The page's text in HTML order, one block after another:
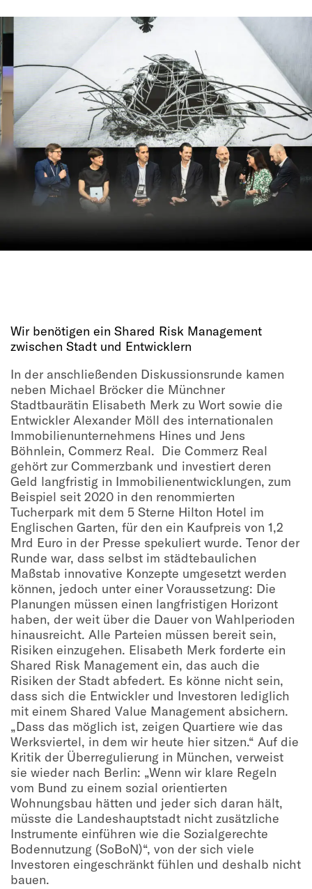
Wir benötigen ein Shared Risk Management
zwischen Stadt und Entwicklern
In der anschließenden Diskussionsrunde kamen
neben Michael Bröcker die Münchner
Stadtbaurätin Elisabeth Merk zu Wort sowie die
Entwickler Alexander Möll des internationalen
Immobilienunternehmens Hines und Jens
Böhnlein, Commerz Real. Die Commerz Real
gehört zur Commerzbank und investiert deren
Geld langfristig in Immobilienentwicklungen, zum
Beispiel seit 2020 in den renommierten
Tucherpark mit dem 5 Sterne Hilton Hotel im
Englischen Garten, für den ein Kaufpreis von 1,2
Mrd Euro in der Presse spekuliert wurde. Tenor der
Runde war, dass selbst im städtebaulichen
Maßstab innovative Konzepte umgesetzt werden
können, jedoch unter einer Voraussetzung: Die
Planungen müssen einen langfristigen Horizont
haben, der weit über die Dauer von Wahlperioden
hinausreicht. Alle Parteien müssen bereit sein,
Risiken einzugehen. Elisabeth Merk forderte ein
Shared Risk Management ein, das auch die
Risiken der Stadt abfedert. Es könne nicht sein,
dass sich die Entwickler und Investoren lediglich
mit einem Shared Value Management absichern.
„Dass das möglich ist, zeigen Quartiere wie das
Werksviertel, in dem wir heute hier sitzen.“ Auf die
Kritik der Überregulierung in München, verweist
sie wieder nach Berlin: „Wenn wir klare Regeln
vom Bund zu einem sozial orientierten
Wohnungsbau hätten und jeder sich daran hält,
müsste die Landeshauptstadt nicht zusätzliche
Instrumente einführen wie die Sozialgerechte
Bodennutzung (SoBoN)“, von der sich viele
Investoren eingeschränkt fühlen und deshalb nicht
bauen.